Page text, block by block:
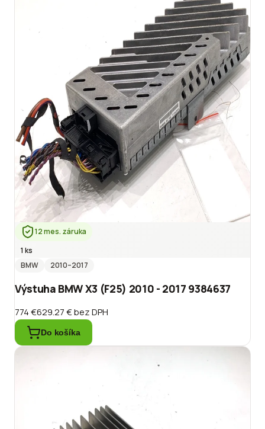
12 mes. záruka
1 ks
BMW
2010–2017
Výstuha BMW X3 (F25) 2010 - 2017 9384637
774 €629.27 €bez DPH
Do košíka